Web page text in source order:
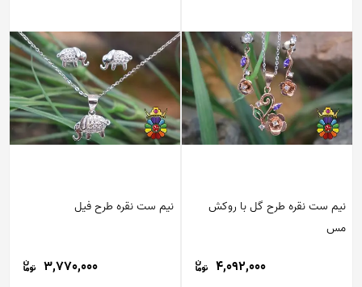
نیم ست نقره طرح گل با روکش
مس
4,092,000
نیم ست نقره طرح فیل
3,770,000